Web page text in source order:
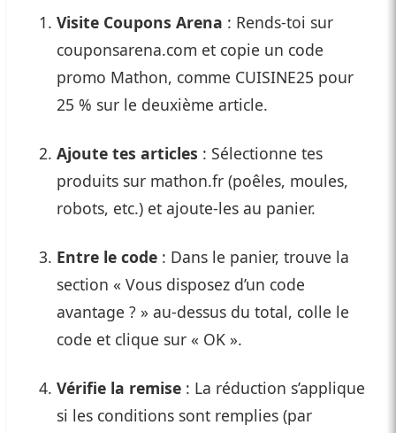
Visite Coupons Arena : Rends-toi sur
couponsarena.com et copie un code
promo Mathon, comme CUISINE25 pour
25 % sur le deuxième article.
Ajoute tes articles : Sélectionne tes
produits sur mathon.fr (poêles, moules,
robots, etc.) et ajoute-les au panier.
Entre le code : Dans le panier, trouve la
section « Vous disposez d’un code
avantage ? » au-dessus du total, colle le
code et clique sur « OK ».
Vérifie la remise : La réduction s’applique
si les conditions sont remplies (par